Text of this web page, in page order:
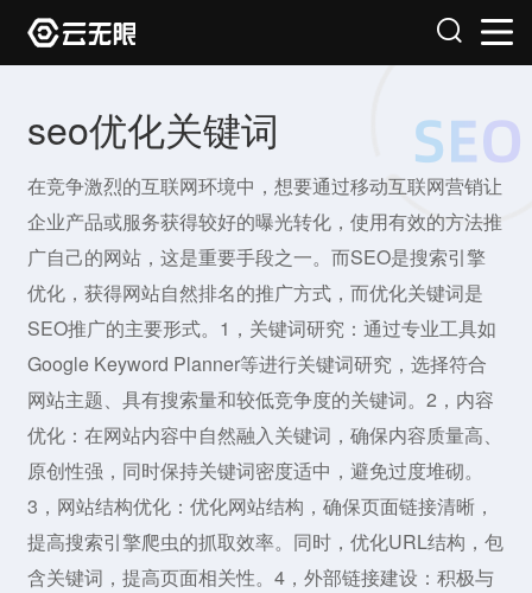
seo优化关键词
在竞争激烈的互联网环境中，想要通过移动互联网营销让
企业产品或服务获得较好的曝光转化，使用有效的方法推
广自己的网站，这是重要手段之一。而SEO是搜索引擎
优化，获得网站自然排名的推广方式，而优化关键词是
SEO推广的主要形式。1，关键词研究：通过专业工具如
Google Keyword Planner等进行关键词研究，选择符合
网站主题、具有搜索量和较低竞争度的关键词。2，内容
优化：在网站内容中自然融入关键词，确保内容质量高、
原创性强，同时保持关键词密度适中，避免过度堆砌。
3，网站结构优化：优化网站结构，确保页面链接清晰，
提高搜索引擎爬虫的抓取效率。同时，优化URL结构，包
含关键词，提高页面相关性。4，外部链接建设：积极与